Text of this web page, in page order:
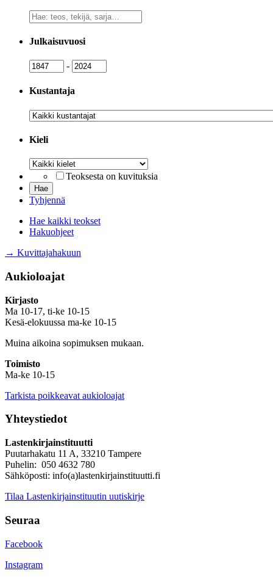
Vapaa
sanahaku
Julkaisuvuosi
Julkaisuvuosi
- Julkaisuvuosi
Kustantaja
Kustantaja
Kieli
Kieli
Teoksesta on kuvituksia
Tyhjennä
Hae kaikki teokset
Hakuohjeet
→ Kuvittajahakuun
Aukioloajat
Kirjasto
Ma 10-17, ti-ke 10-15
Kesä-elokuussa ma-ke 10-15
Muina aikoina sopimuksen mukaan.
Toimisto
Ma-ke 10-15
Tarkista poikkeavat aukioloajat
Yhteystiedot
Lastenkirjainstituutti
Puutarhakatu 11 A, 33210 Tampere
Puhelin: 050 4632 780
Sähköposti: info(a)lastenkirjainstituutti.fi
Tilaa Lastenkirjainstituutin uutiskirje
Seuraa
Facebook
Instagram